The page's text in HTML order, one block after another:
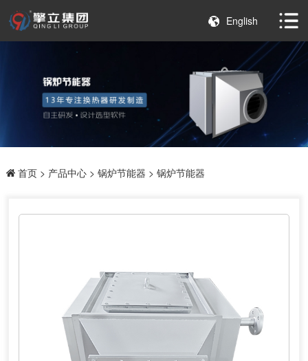
English
首页> 产品中心> 锅炉节能器 > 锅炉节能器